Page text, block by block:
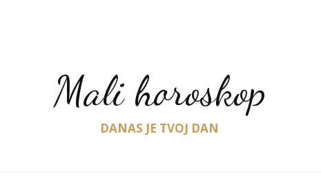
Mali horoskop
DANAS JE TVOJ DAN